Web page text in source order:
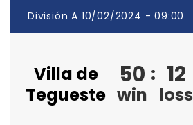
División A 10/02/2024 - 09:00
Villa de
Tegueste
50
win
: 12
loss